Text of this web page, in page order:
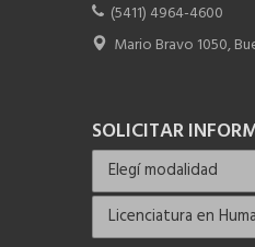
(5411) 4964-4600
Mario Bravo 1050,
SOLICITAR